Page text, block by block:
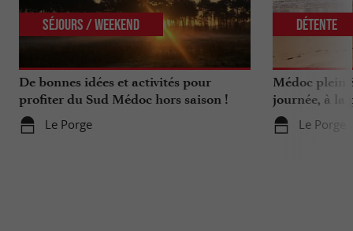
De bonnes idées et activités pour
profiter du Sud Médoc hors saison !
Le Porge
Séjours / Weekend
Médoc plein
journée, à la
Bordelais !
Le Porge
Détente